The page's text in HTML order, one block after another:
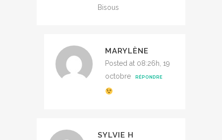
Bisous
MARYLÈNE
Posted at 08:26h, 19
octobre
RÉPONDRE
SYLVIE H